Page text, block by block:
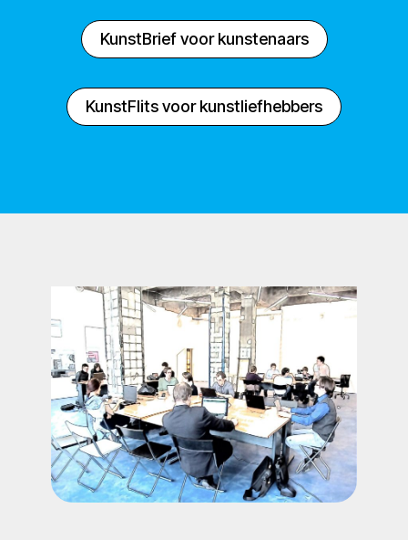
KunstBrief voor kunstenaars
KunstFlits voor kunstliefhebbers